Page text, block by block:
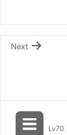
Next
Lv70